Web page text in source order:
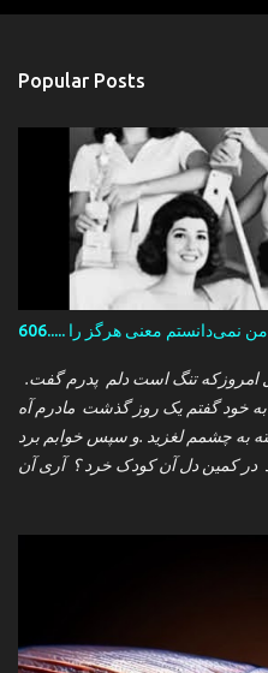
Popular Posts
.خانه, دلتنگ غروبی خفه بود .مثل امروزکه تنگ است دلم پدرم گفت
گفتم یک روز گذشت مادرم آه
به چشمم لغزید .و سپس خوابم برد
کمین دل آن کودک خرد ؟ آری آن